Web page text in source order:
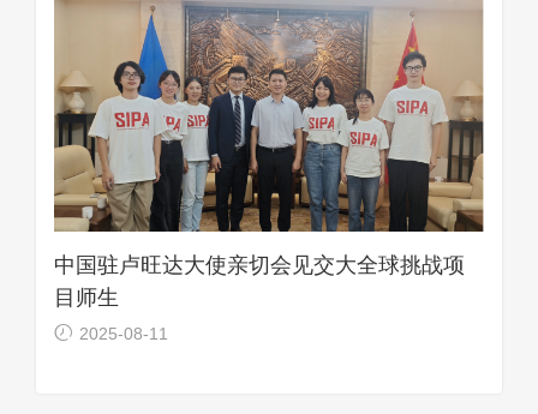
中国驻卢旺达大使亲切会见交大全球挑战项
目师生
2025-08-11